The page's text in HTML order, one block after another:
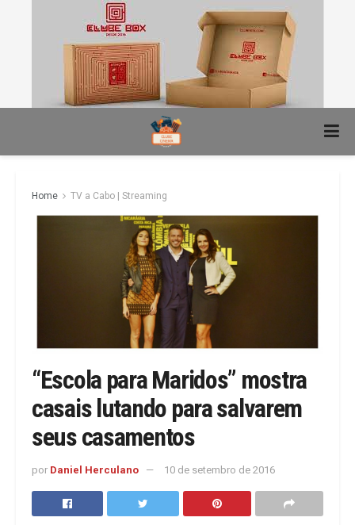
Home TV a Cabo | Streaming
“Escola para Maridos” mostra
casais lutando para salvarem
seus casamentos
por Daniel Herculano 10 de setembro de 2016